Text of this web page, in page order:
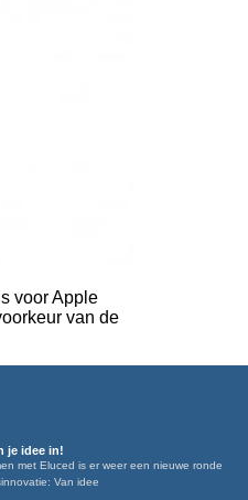
voor Apple
van de
je idee in!
met Eluced is er weer een nieuwe ronde
Van idee